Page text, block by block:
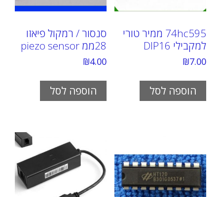
74hc595 ממיר טורי
למקבילי DIP16
₪7.00
הוספה לסל
סנסור / רמקול פיאזו
28ממ piezo sensor
₪4.00
הוספה לסל